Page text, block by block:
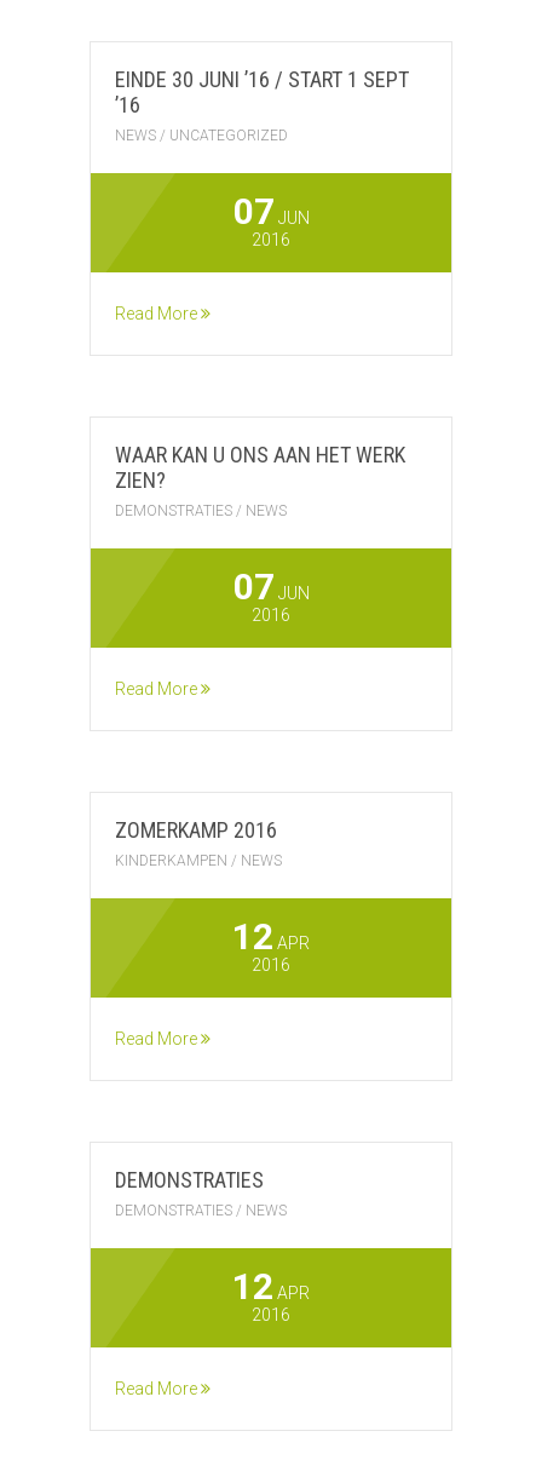
EINDE 30 JUNI ’16 / START 1 SEPT
’16
NEWS / UNCATEGORIZED
07 JUN
2016
Read More
WAAR KAN U ONS AAN HET WERK
ZIEN?
DEMONSTRATIES / NEWS
07 JUN
2016
Read More
ZOMERKAMP 2016
KINDERKAMPEN / NEWS
12 APR
2016
Read More
DEMONSTRATIES
DEMONSTRATIES / NEWS
12 APR
2016
Read More